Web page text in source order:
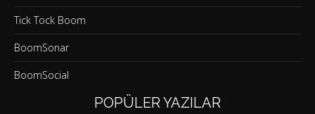
Tick Tock Boom
BoomSonar
BoomSocial
POPÜLER YAZILAR